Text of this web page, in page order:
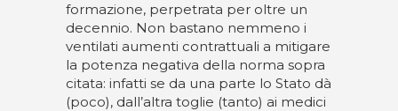
formazione, perpetrata per oltre un
decennio. Non bastano nemmeno i
ventilati aumenti contrattuali a mitigare
la potenza negativa della norma sopra
citata: infatti se da una parte lo Stato dà
(poco), dall’altra toglie (tanto) ai medici